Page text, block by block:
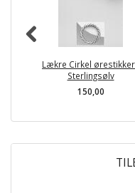
Lækre Cirkel
Sterlingsølv
150,00